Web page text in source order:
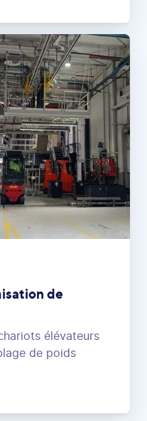
de
élévateurs
de poids